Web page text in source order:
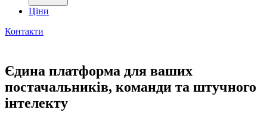
Ціни
Контакти
Єдина платформа для ваших
постачальників, команди та штучного
інтелекту